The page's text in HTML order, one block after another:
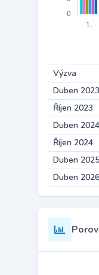
Výzva
Duben 2023
Říjen 2023
Duben 2024
Říjen 2024
Duben 2025
Duben 2026